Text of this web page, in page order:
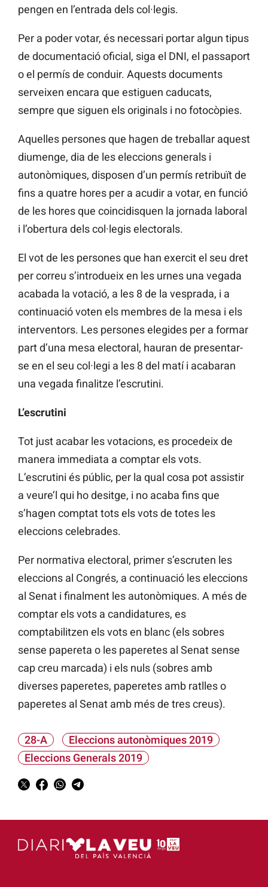
pengen en l’entrada dels col·legis.
Per a poder votar, és necessari portar algun tipus
de documentació oficial, siga el DNI, el passaport
o el permís de conduir. Aquests documents
serveixen encara que estiguen caducats,
sempre que siguen els originals i no fotocòpies.
Aquelles persones que hagen de treballar aquest
diumenge, dia de les eleccions generals i
autonòmiques, disposen d’un permís retribuït de
fins a quatre hores per a acudir a votar, en funció
de les hores que coincidisquen la jornada laboral
i l’obertura dels col·legis electorals.
El vot de les persones que han exercit el seu dret
per correu s’introdueix en les urnes una vegada
acabada la votació, a les 8 de la vesprada, i a
continuació voten els membres de la mesa i els
interventors. Les persones elegides per a formar
part d’una mesa electoral, hauran de presentar-
se en el seu col·legi a les 8 del matí i acabaran
una vegada finalitze l’escrutini.
L’escrutini
Tot just acabar les votacions, es procedeix de
manera immediata a comptar els vots.
L’escrutini és públic, per la qual cosa pot assistir
a veure’l qui ho desitge, i no acaba fins que
s’hagen comptat tots els vots de totes les
eleccions celebrades.
Per normativa electoral, primer s’escruten les
eleccions al Congrés, a continuació les eleccions
al Senat i finalment les autonòmiques. A més de
comptar els vots a candidatures, es
comptabilitzen els vots en blanc (els sobres
sense papereta o les paperetes al Senat sense
cap creu marcada) i els nuls (sobres amb
diverses paperetes, paperetes amb ratlles o
paperetes al Senat amb més de tres creus).
28-A
Eleccions autonòmiques 2019
Eleccions Generals 2019